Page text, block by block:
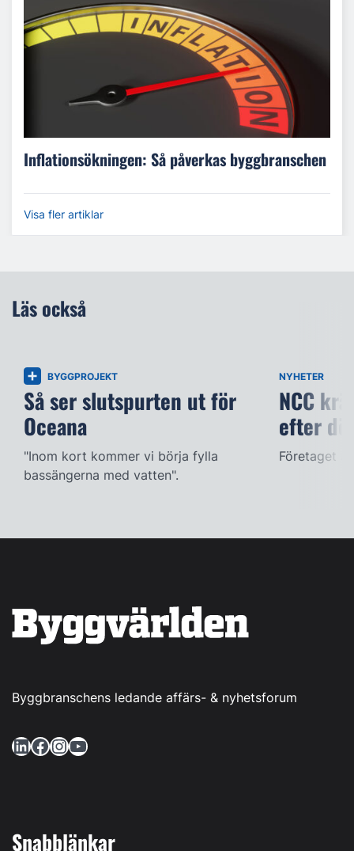
Inflationsökningen: Så påverkas byggbranschen
Visa fler artiklar
Läs också
BYGGPROJEKT
Så ser slutspurten ut för
Oceana
"Inom kort kommer vi börja fylla
bassängerna med vatten".
NYHETER
NCC
efter
Företaget
Byggbranschens ledande affärs- & nyhetsforum
LinkedIn Facebook InstagramYouTube
Snabblänkar